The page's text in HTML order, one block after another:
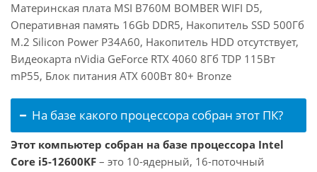
Материнская плата MSI B760M BOMBER WIFI D5,
Оперативная память 16Gb DDR5, Накопитель SSD 500Гб
M.2 Silicon Power P34A60, Накопитель HDD отсутствует,
Видеокарта nVidia GeForce RTX 4060 8Гб TDP 115Вт
mP55, Блок питания ATX 600Вт 80+ Bronze
На базе какого процессора собран этот ПК?
Этот компьютер собран на базе процессора Intel
Core i5-12600KF – это 10-ядерный, 16-поточный